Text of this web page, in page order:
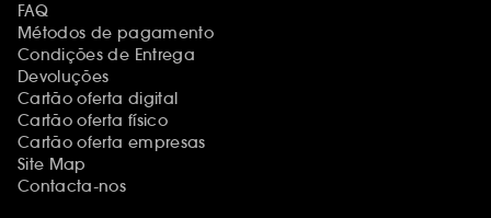
FAQ
Métodos de pagamento
Condições de Entrega
Devoluções
Cartão oferta digital
Cartão oferta físico
Cartão oferta empresas
Site Map
Contacta-nos